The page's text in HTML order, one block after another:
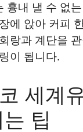
흉내 낼 수 없
에 앉아 커피
랑과 계단을
이 됩니다.
세계
팁